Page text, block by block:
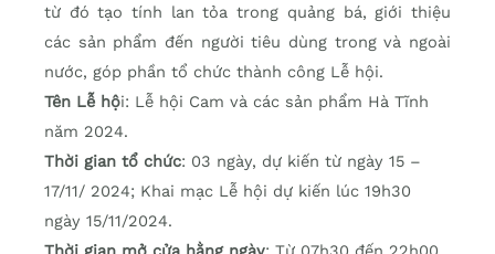
từ đó tạo tính lan tỏa trong quảng bá, giới thiệu
các sản phẩm đến người tiêu dùng trong và ngoài
nước, góp phần tổ chức thành công Lễ hội.
Tên Lễ hội: Lễ hội Cam và các sản phẩm Hà Tĩnh
năm 2024.
Thời gian tổ chức: 03 ngày, dự kiến từ ngày 15 –
17/11/ 2024; Khai mạc Lễ hội dự kiến lúc 19h30
ngày 15/11/2024.